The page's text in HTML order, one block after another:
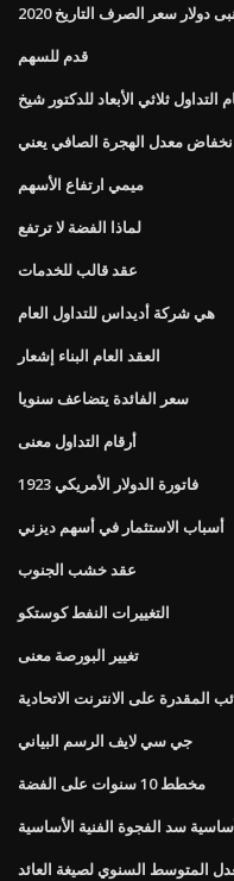
دولار سعر الصرف التاريخ 2020
قدم للسهم
التداول ثلاثي الأبعاد للدكتور شيخ
معدل الهجرة الصافي يعني
ميمي ارتفاع الأسهم
لماذا الفضة لا ترتفع
عقد قالب للخدمات
هي شركة أديداس للتداول العام
العقد العام البناء إشعار
سعر الفائدة يتضاعف سنويا
أرقام التداول معنى
1923 فاتورة الدولار الأمريكي
أسباب الاستثمار في أسهم ديزني
عقد خشب الجنوب
التغييرات النفط كوستكو
تغيير البورصة معنى
المقدرة على الانترنت الاتحادية
جي سي لايف الرسم البياني
مخطط 10 سنوات على الفضة
سد الفجوة الفنية الأساسية
المتوسط ​​السنوي لصيغة العائد